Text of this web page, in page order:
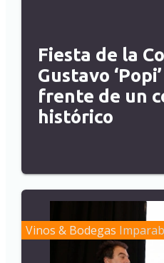
Fiesta de la
Gustavo
frente de un
histórico
Vinos & Bodegas